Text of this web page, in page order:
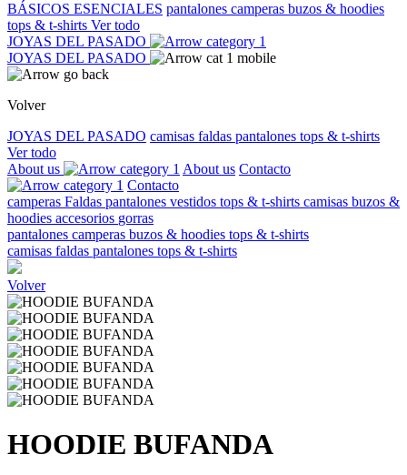
BÁSICOS ESENCIALES pantalones camperas buzos & hoodies
tops & t-shirts Ver todo
JOYAS DEL PASADO
JOYAS DEL PASADO
Volver
JOYAS DEL PASADO camisas faldas pantalones tops & t-shirts
Ver todo
About us
About us Contacto
Contacto
camperas Faldas pantalones vestidos tops & t-shirts camisas buzos &
hoodies accesorios gorras
pantalones camperas buzos & hoodies tops & t-shirts
camisas faldas pantalones tops & t-shirts
Volver
HOODIE BUFANDA